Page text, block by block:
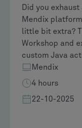
Did you
Mendix
little bit extra?
Workshop and
custom Java
Mendix
4 hours
22-10-2025